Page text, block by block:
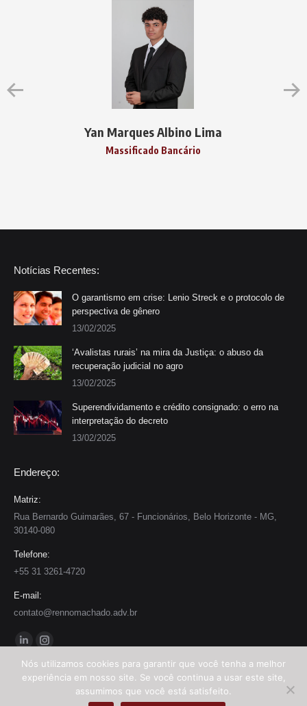
Yan Marques Albino Lima
Massificado Bancário
Notícias Recentes:
O garantismo em crise: Lenio Streck e o protocolo de
perspectiva de gênero
13/02/2025
‘Avalistas rurais’ na mira da Justiça: o abuso da
recuperação judicial no agro
13/02/2025
Superendividamento e crédito consignado: o erro na
interpretação do decreto
13/02/2025
Endereço:
Matriz:
Rua Bernardo Guimarães, 67 - Funcionários, Belo Horizonte - MG,
30140-080
Telefone:
+55 31 3261-4720
E-mail:
contato@rennomachado.adv.br
Encontre-nos em:
Linkedin
page
opens
Instagram
page
opens
Todos os direitos reservados - 2025 | Rennó e Machado Advogados Associados
Nós utilizamos cookies para garantir que você tenha a melhor
experiência em nosso site. Se você continua a usar este site,
assumimos que você está satisfeito.